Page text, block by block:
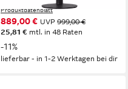
Produktdatenblatt
889,00 € UVP 999,00 €
25,81 € mtl. in 48 Raten
-11%
lieferbar - in 1-2 Werktagen bei dir